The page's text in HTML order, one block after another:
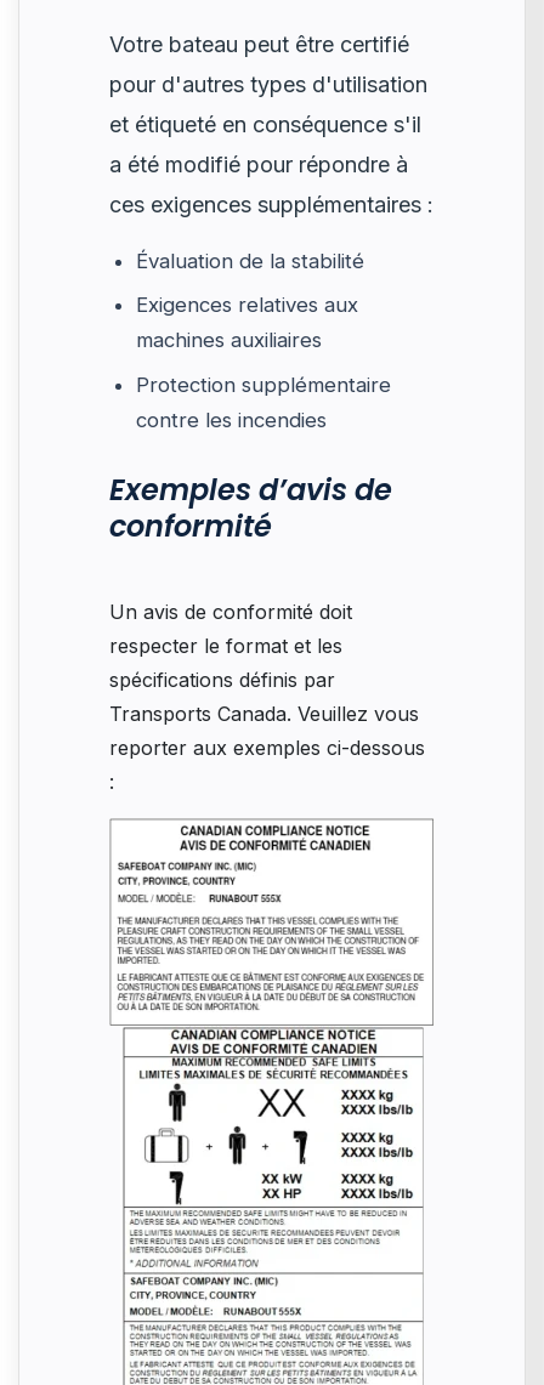
Votre bateau peut être certifié
pour d'autres types d'utilisation
et étiqueté en conséquence s'il
a été modifié pour répondre à
ces exigences supplémentaires :
Évaluation de la stabilité
Exigences relatives aux
machines auxiliaires
Protection supplémentaire
contre les incendies
Exemples d’avis de
conformité
Un avis de conformité doit
respecter le format et les
spécifications définis par
Transports Canada. Veuillez vous
reporter aux exemples ci-dessous
: